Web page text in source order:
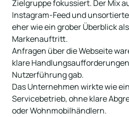
Zielgruppe fokussiert. Der Mix
Instagram-Feed und
eher wie ein grober Überblick
Markenauftritt.
Anfragen über die Webseite
klare
Nutzerführung gab.
Das Unternehmen wirkte wie
Servicebetrieb, ohne klare
oder Wohnmobilhändlern.